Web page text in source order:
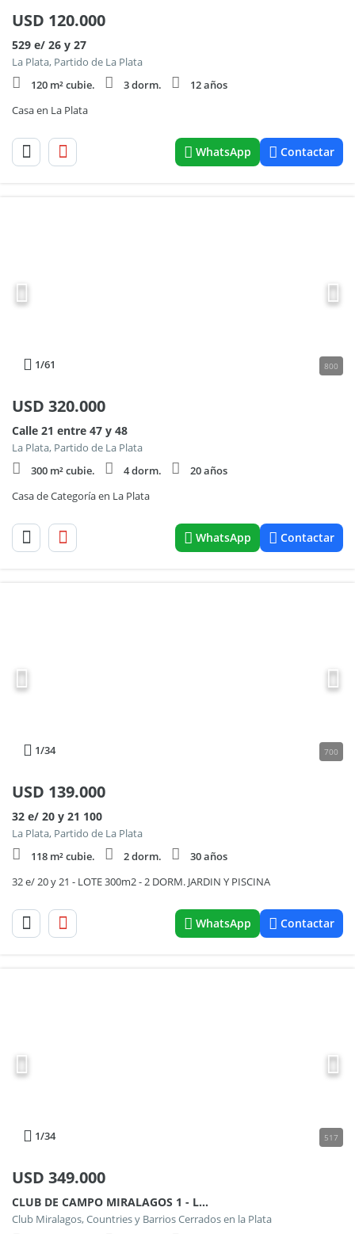
USD 120.000
529 e/ 26 y 27
La Plata, Partido de La Plata
120 m² cubie.
3 dorm.
12 años
Casa en La Plata
WhatsApp Contactar
1/61 800
USD 320.000
Calle 21 entre 47 y 48
La Plata, Partido de La Plata
300 m² cubie.
4 dorm.
20 años
Casa de Categoría en La Plata
WhatsApp Contactar
1/34 700
USD 139.000
32 e/ 20 y 21 100
La Plata, Partido de La Plata
118 m² cubie.
2 dorm.
30 años
32 e/ 20 y 21 - LOTE 300m2 - 2 DORM. JARDIN Y PISCINA
WhatsApp Contactar
1/34 517
USD 349.000
CLUB DE CAMPO MIRALAGOS 1 - LOTE 229
Club Miralagos, Countries y Barrios Cerrados en la Plata